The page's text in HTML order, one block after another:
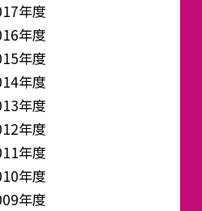
年度
年度
年度
年度
年度
年度
年度
年度
年度